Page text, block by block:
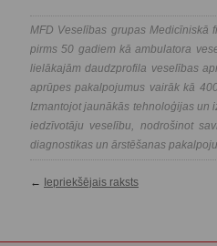
MFD Veselības grupas Medicīniskā
pirms 50 gadiem kā ambulatora
lielākajām daudzprofila veselības
aprūpes pakalpojumus vairāk kā
Izmantojot jaunākās tehnoloģijas un
iedzīvotāju veselību, nodrošinot
diagnostikas un ārstēšanas
← Iepriekšējais raksts